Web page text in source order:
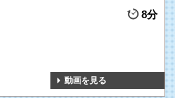
8分
動画を見る